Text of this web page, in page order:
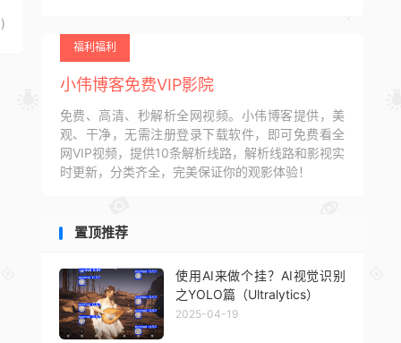
)
福利福利
小伟博客免费VIP影院
免费、高清、秒解析全网视频。小伟博客提供，美
观、干净，无需注册登录下载软件，即可免费看全
网VIP视频，提供10条解析线路，解析线路和影视实
时更新，分类齐全，完美保证你的观影体验！
置顶推荐
使用AI来做个挂？AI视觉识别
之YOLO篇（Ultralytics）
2025-04-19